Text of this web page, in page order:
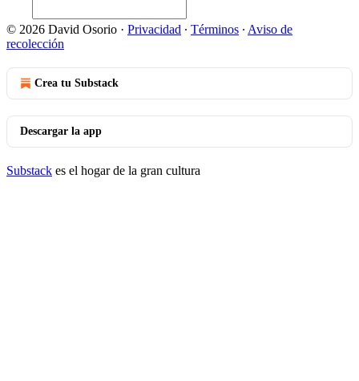
© 2026 David Osorio · Privacidad ∙ Términos ∙ Aviso de
recolección
Crea tu Substack
Descargar la app
Substack es el hogar de la gran cultura